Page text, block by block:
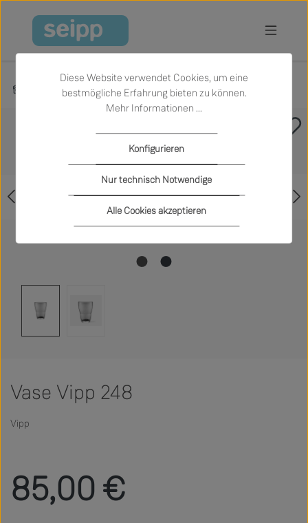
Zum Hauptinhalt springen
Produkte Accessoires Vasen und Pflanzgefäße
Vase Vipp 248
Vipp
85,00 €
Diese Website verwendet Cookies, um eine
bestmögliche Erfahrung bieten zu können.
Mehr Informationen ...
Nur technisch Notwendige
Konfigurieren
Alle Cookies akzeptieren